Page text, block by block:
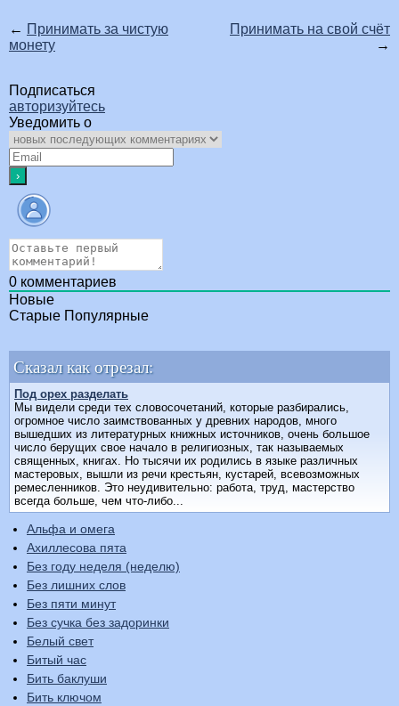
← Принимать за чистую
монету
Принимать на свой счёт
→
Подписаться
авторизуйтесь
Уведомить о
0 комментариев
Новые
Старые Популярные
Сказал как отрезал:
Под орех разделать
Мы видели среди тех словосочетаний, которые разбирались,
огромное число заимствованных у древних народов, много
вышедших из литературных книжных источников, очень большое
число берущих свое начало в религиозных, так называемых
священных, книгах. Но тысячи их родились в языке различных
мастеровых, вышли из речи крестьян, кустарей, всевозможных
ремесленников. Это неудивительно: работа, труд, мастерство
всегда больше, чем что-либо...
Альфа и омега
Ахиллесова пята
Без году неделя (неделю)
Без лишних слов
Без пяти минут
Без сучка без задоринки
Белый свет
Битый час
Бить баклуши
Бить ключом